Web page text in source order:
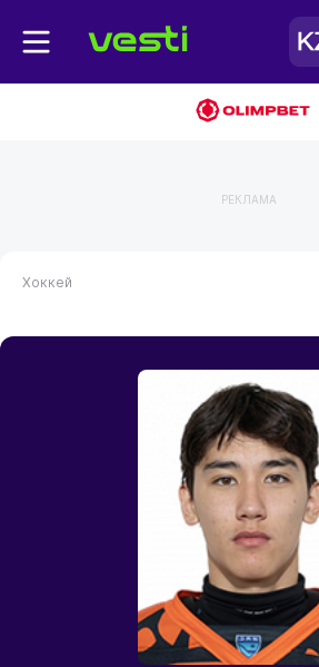
РЕКЛАМА
Хоккей